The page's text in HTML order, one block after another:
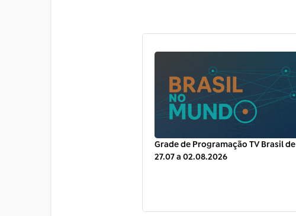
Grade de Programação TV Brasil de
27.07 a 02.08.2026